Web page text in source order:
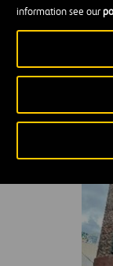
information see our
principal en el
extraerse de
conservación.